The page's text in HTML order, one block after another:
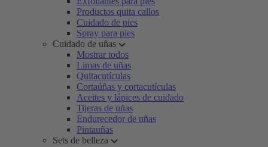
Productos quita callos
Cuidado de pies
Spray para pies
Cuidado de uñas
Mostrar todos
Limas de uñas
Quitacutículas
Cortaúñas y cortacutículas
Aceites y lápices de cuidado
Tijeras de uñas
Endurecedor de uñas
Pintauñas
Sets de belleza